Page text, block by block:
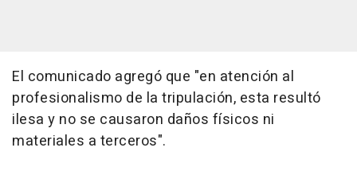
El comunicado agregó que "en atención al
profesionalismo de la tripulación, esta resultó
ilesa y no se causaron daños físicos ni
materiales a terceros".